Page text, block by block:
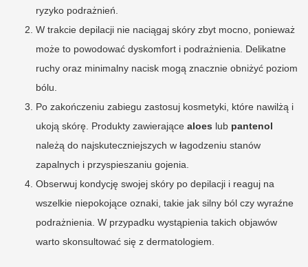
ryzyko podrażnień.
W trakcie depilacji nie naciągaj skóry zbyt mocno, ponieważ
może to powodować dyskomfort i podrażnienia. Delikatne
ruchy oraz minimalny nacisk mogą znacznie obniżyć poziom
bólu.
Po zakończeniu zabiegu zastosuj kosmetyki, które nawilżą i
ukoją skórę. Produkty zawierające aloes lub pantenol
należą do najskuteczniejszych w łagodzeniu stanów
zapalnych i przyspieszaniu gojenia.
Obserwuj kondycję swojej skóry po depilacji i reaguj na
wszelkie niepokojące oznaki, takie jak silny ból czy wyraźne
podrażnienia. W przypadku wystąpienia takich objawów
warto skonsultować się z dermatologiem.